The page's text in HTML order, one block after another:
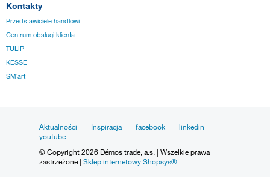
Kontakty
Przedstawiciele handlowi
Centrum obsługi klienta
TULIP
KESSE
SM´art
Aktualności Inspiracja facebook
linkedin
youtube
© Copyright 2026 Démos trade, a.s. | Wszelkie prawa
zastrzeżone | Sklep internetowy Shopsys®